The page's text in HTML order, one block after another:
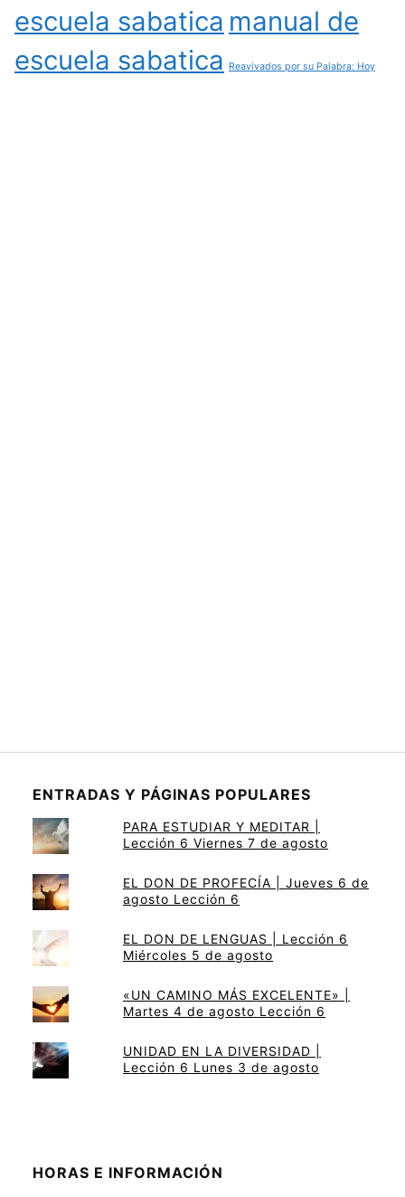
escuela sabatica manual de
escuela sabatica
Reavivados por su Palabra: Hoy
ENTRADAS Y PÁGINAS POPULARES
PARA ESTUDIAR Y MEDITAR |
Lección 6 Viernes 7 de agosto
EL DON DE PROFECÍA | Jueves 6 de
agosto Lección 6
EL DON DE LENGUAS | Lección 6
Miércoles 5 de agosto
«UN CAMINO MÁS EXCELENTE» |
Martes 4 de agosto Lección 6
UNIDAD EN LA DIVERSIDAD |
Lección 6 Lunes 3 de agosto
HORAS E INFORMACIÓN